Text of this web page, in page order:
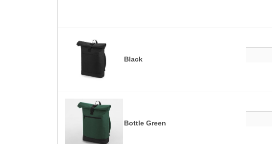
Black
Bottle Green